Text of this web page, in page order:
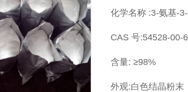
化学名称 :3-氨基-
CAS 号:54528-00-6
含量:
外观:白色结晶粉末